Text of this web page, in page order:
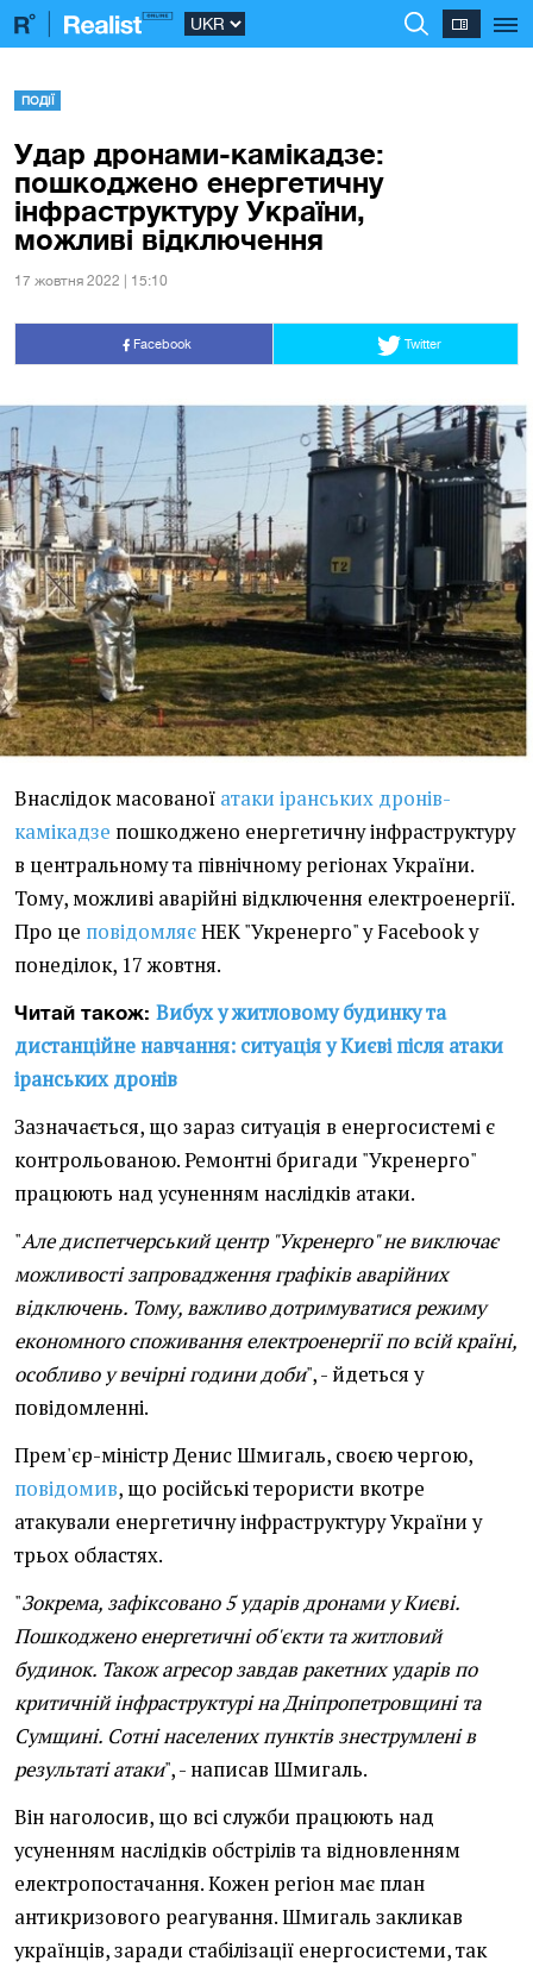
ПОДІЇ
Удар дронами-камікадзе:
пошкоджено енергетичну
інфраструктуру України,
можливі відключення
17 жовтня 2022 | 15:10
Facebook Twitter
Внаслідок масованої атаки іранських дронів-
камікадзе пошкоджено енергетичну інфраструктуру
в центральному та північному регіонах України.
Тому, можливі аварійні відключення електроенергії.
Про це повідомляєНЕК "Укренерго" у Facebook у
понеділок, 17 жовтня.
Читай також: Вибух у житловому будинку та
дистанційне навчання: ситуація у Києві після атаки
іранських дронів
Зазначається, що зараз ситуація в енергосистемі є
контрольованою. Ремонтні бригади "Укренерго"
працюють над усуненням наслідків атаки.
"Але диспетчерський центр "Укренерго" не виключає
можливості запровадження графіків аварійних
відключень. Тому, важливо дотримуватися режиму
економного споживання електроенергії по всій країні,
особливо у вечірні години доби", - йдеться у
повідомленні.
Прем'єр-міністр Денис Шмигаль, своєю чергою,
повідомив, що російські терористи вкотре
атакували енергетичну інфраструктуру України у
трьох областях.
"Зокрема, зафіксовано 5 ударів дронами у Києві.
Пошкоджено енергетичні об'єкти та житловий
будинок. Також агресор завдав ракетних ударів по
критичній інфраструктурі на Дніпропетровщині та
Сумщині. Сотні населених пунктів знеструмлені в
результаті атаки", - написав Шмигаль.
Він наголосив, що всі служби працюють над
усуненням наслідків обстрілів та відновленням
електропостачання. Кожен регіон має план
антикризового реагування. Шмигаль закликав
українців, заради стабілізації енергосистеми, так